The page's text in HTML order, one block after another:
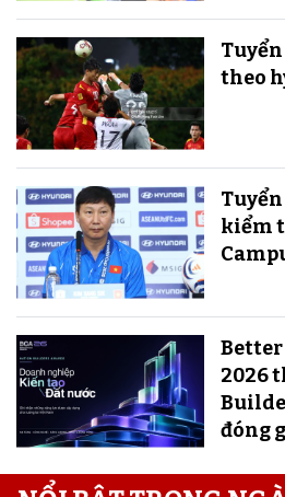
theo
kiểm
Better
2026
đóng